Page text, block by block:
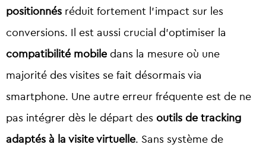
positionnés réduit fortement l’impact sur les
conversions. Il est aussi crucial d’optimiser la
compatibilité mobile dans la mesure où une
majorité des visites se fait désormais via
smartphone. Une autre erreur fréquente est de ne
pas intégrer dès le départ des outils de tracking
adaptés à la visite virtuelle. Sans système de